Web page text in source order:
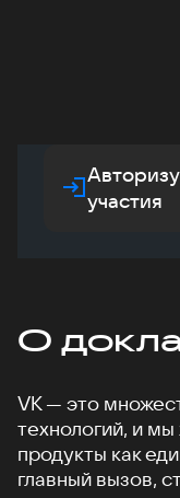
участия
О
VK — это
технологий, и
продукты как
главный вызов,